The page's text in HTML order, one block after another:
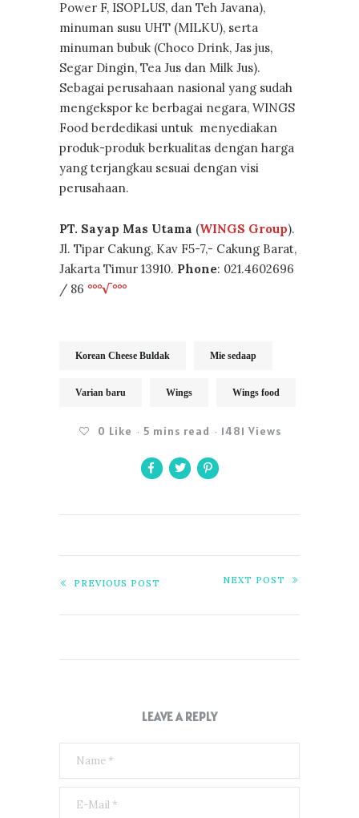
Power F, ISOPLUS, dan Teh Javana),
minuman susu UHT (MILKU), serta
minuman bubuk (Choco Drink, Jas jus,
Segar Dingin, Tea Jus dan Milk Jus).
Sebagai perusahaan nasional yang sudah
mengekspor ke berbagai negara, WINGS
Food berdedikasi untuk menyediakan
produk-produk berkualitas dengan harga
yang terjangkau sesuai dengan visi
perusahaan.
PT. Sayap Mas Utama (WINGS Group).
Jl. Tipar Cakung, Kav F5-7,- Cakung Barat,
Jakarta Timur 13910. Phone: 021.4602696
/ 86 °°°√°°°
Korean Cheese Buldak Mie sedaap
Varian baru Wings Wings food
0 Like 5 mins read 1481 Views
PREVIOUS POST NEXT POST
LEAVE A REPLY